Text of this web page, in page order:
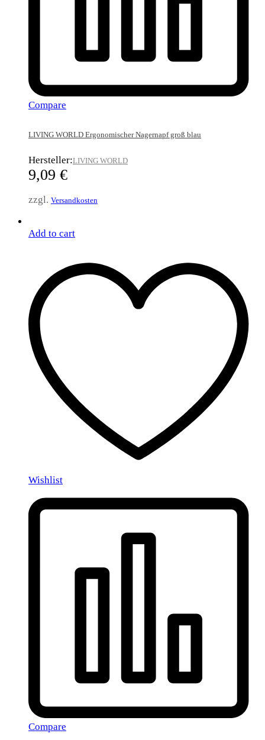
Compare
LIVING WORLD Ergonomischer Nagernapf groß blau
Hersteller:LIVING WORLD
9,09 €
zzgl. Versandkosten
Add to cart
Wishlist
Compare